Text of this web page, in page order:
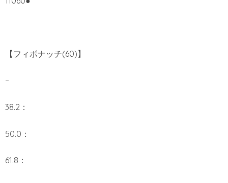
【フィボナッチ(60)】
–
38.2：
50.0：
61.8：